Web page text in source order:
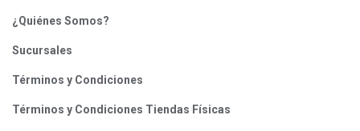
¿Quiénes Somos?
Sucursales
Términos y Condiciones
Términos y Condiciones Tiendas Físicas